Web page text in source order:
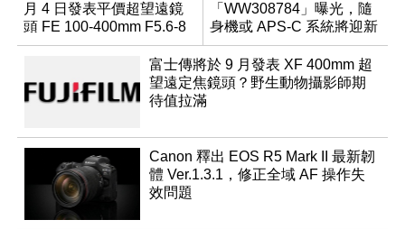
月 4 日發表平價超望遠鏡
頭 FE 100-400mm F5.6-8
「WW308784」曝光，隨
身機或 APS-C 系統將迎新
成員？
富士傳將於 9 月發表 XF 400mm 超
望遠定焦鏡頭？野生動物攝影師期
待值拉滿
Canon 釋出 EOS R5 Mark II 最新韌
體 Ver.1.3.1，修正全域 AF 操作失
效問題